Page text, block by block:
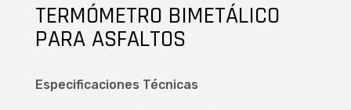
TERMÓMETRO BIMETÁLICO
PARA ASFALTOS
Especificaciones Técnicas